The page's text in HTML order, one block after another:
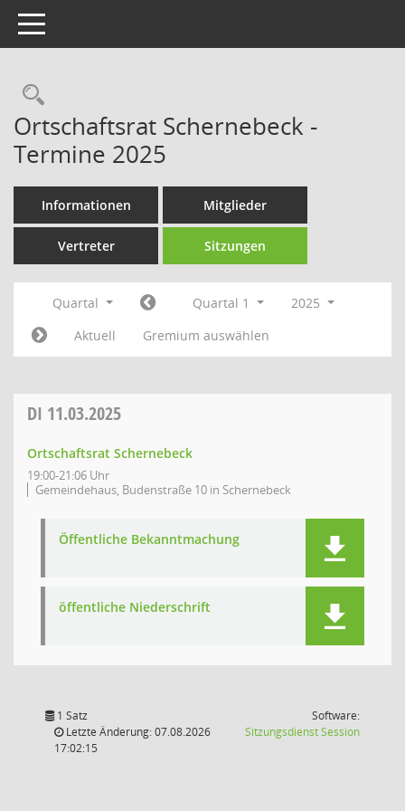
Toggle navigation
Rechercheauswahl
Ortschaftsrat Schernebeck -
Termine 2025
Informationen Mitglieder
Vertreter Sitzungen
Quartal Quartal 1
2025
Aktuell
Gremium auswählen
DI 11.03.2025
Ortschaftsrat Schernebeck
19:00-21:06 Uhr
Gemeindehaus, Budenstraße 10 in Schernebeck
Öffentliche Bekanntmachung
öffentliche Niederschrift
1 Satz
Letzte Änderung: 07.08.2026
17:02:15
Software:
SitzungsdienstSession(Wird in